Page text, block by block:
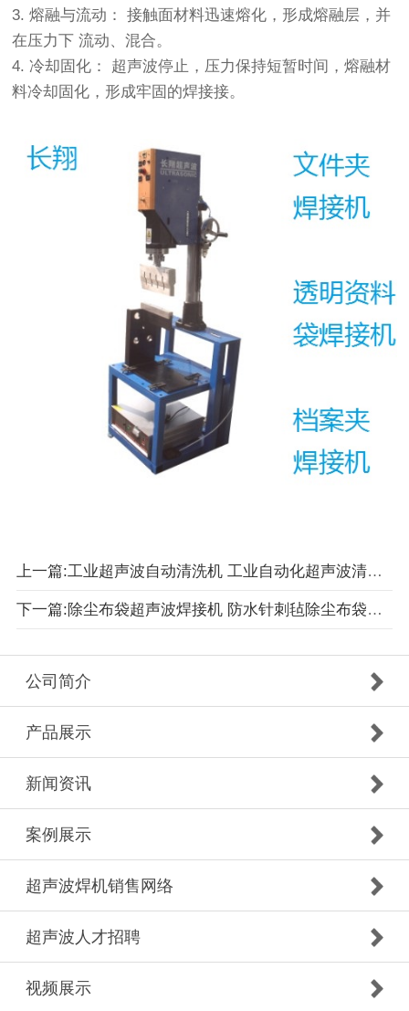
3. 熔融与流动： 接触面材料迅速熔化，形成熔融层，并
在压力下 流动、混合。
4. 冷却固化： 超声波停止，压力保持短暂时间，熔融材
料冷却固化，形成牢固的焊接接。
上一篇:工业超声波自动清洗机 工业自动化超声波清洗机
下一篇:除尘布袋超声波焊接机 防水针刺毡除尘布袋超声波焊接机
公司简介
产品展示
新闻资讯
案例展示
超声波焊机销售网络
超声波人才招聘
视频展示